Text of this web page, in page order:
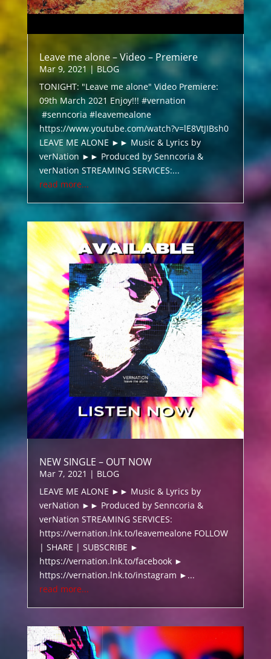
Leave me alone – Video – Premiere
Mar 9, 2021 |BLOG
TONIGHT: "Leave me alone" Video Premiere:
09th March 2021 Enjoy!!! #vernation
#senncoria #leavemealone
https://www.youtube.com/watch?v=lE8VtJIBsh0
LEAVE ME ALONE ►► Music & Lyrics by
verNation ►► Produced by Senncoria &
verNation STREAMING SERVICES:...
read more...
NEW SINGLE – OUT NOW
Mar 7, 2021 | BLOG
LEAVE ME ALONE ►► Music & Lyrics by
verNation ►► Produced by Senncoria &
verNation STREAMING SERVICES:
https://vernation.lnk.to/leavemealone FOLLOW
| SHARE | SUBSCRIBE ►
https://vernation.lnk.to/facebook ►
https://vernation.lnk.to/instagram ►...
read more...